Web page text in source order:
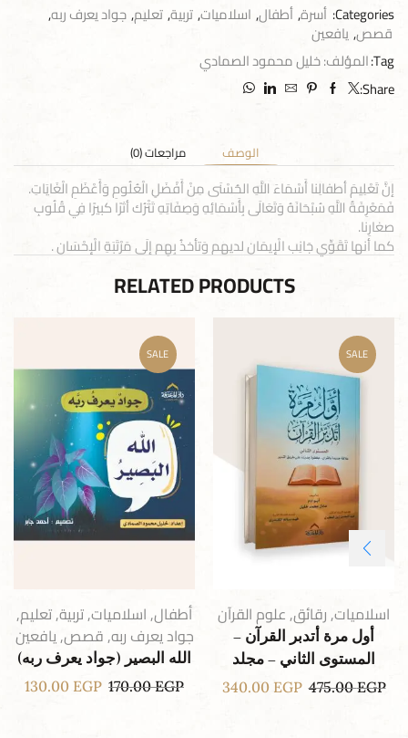
Categories: أسرة,أطفال, اسلاميات,تربية,تعليم,جواد يعرف ربه,
قصص,يافعين
Tag: المؤلف: خليل محمود الصمادي
Share:
الوصف مراجعات (0)
إنَّ تَعْلِيمَ أطفالِنا أَسْمَاءَ اللَّهِ الحُسْنَى مِنْ أَفْضَلِ الْعُلُومِ وَأَعْظَمِ الْغَايَاتِ.
فَمَعْرِفَةُ اللَّهِ سُبْحَانَهُ وَتَعَالَى بِأَسْمَائِهِ وَصِفَاتِهِ تَتْرُك أثرًا كبيرًا فِي قُلُوبِ
صغارِنا.
كما أنها تَقَوِّي جَانِب الْإِيمَان لديهم وَتأخذُ بِهِم إلَى مَرْتَبَةِ الْإِحْسَانِ .
RELATED PRODUCTS
SALE
اسلاميات,رقائق,علوم القرآن
أول مرة أتدبر القرآن –
المستوى الثاني – مجلد
475.00EGP
340.00 EGP
SALE
أطفال,اسلاميات,تربية,تعليم,
جواد يعرف ربه,قصص,يافعين
الله البصير (جواد يعرف ربه)
170.00EGP
130.00 EGP